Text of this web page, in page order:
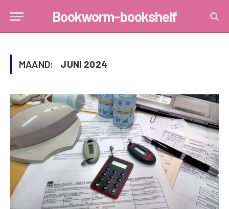
Bookworm-bookshelf
MAAND: JUNI 2024